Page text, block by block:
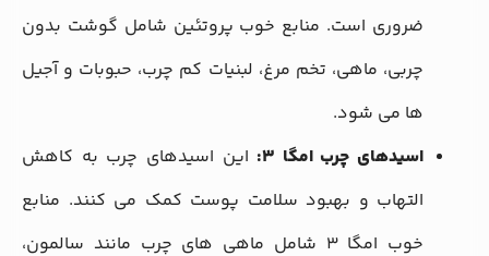
ضروری است. منابع خوب پروتئین شامل گوشت بدون
چربی، ماهی، تخم مرغ، لبنیات کم چرب، حبوبات و آجیل‌
ها می ‌شود.
اسیدهای چرب امگا 3:
این اسیدهای چرب به کاهش
التهاب و بهبود سلامت پوست کمک می ‌کنند. منابع
خوب امگا 3 شامل ماهی ‌های چرب مانند سالمون،